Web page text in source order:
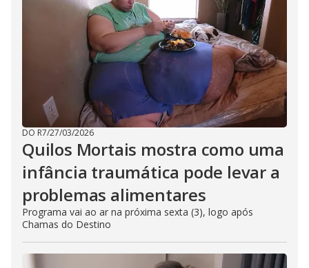
DO R7/27/03/2026
Quilos Mortais mostra como uma
infância traumática pode levar a
problemas alimentares
Programa vai ao ar na próxima sexta (3), logo após
Chamas do Destino